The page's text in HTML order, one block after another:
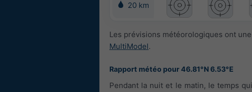
20 km
Les prévisions météorologiques ont
MultiModel.
Rapport météo pour 46.81°N 6.53°E
Pendant la nuit et le matin, le temps